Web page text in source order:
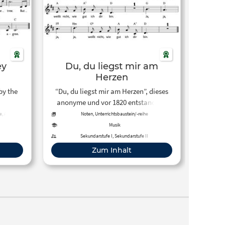
the
als
Du, du liegst mir am
Herzen
“Du, du liegst mir am Herzen”, dieses
anonyme und vor 1820 entstandene
Liebeslied steht im LIEDERPROJEKT
als Notentext im PDF-Format und als
Mitsingfassung zur Verfügung.
Noten, Unterrichtsbaustein/-reihe
Musik
Sekundarstufe I, Sekundarstufe II
Zum Inhalt